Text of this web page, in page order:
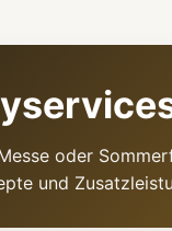
oder
und